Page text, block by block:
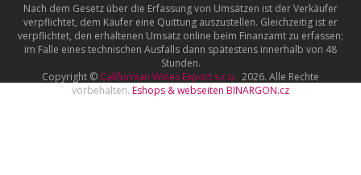
Nach dem Gesetz über die Erfassung von Umsätzen ist der Verkäufer
verpflichtet, dem Käufer eine Quittung auszustellen. Gleichzeitig ist er
verpflichtet, den erhaltenen Umsatz online beim Finanzamt zu erfassen;
im Falle eines technischen Ausfalls dann spätestens innerhalb von 48
Stunden.
Copyright © Californian Wines Export s.r.o. 2026. Alle Rechte
vorbehalten. Eshops & webseiten BINARGON.cz